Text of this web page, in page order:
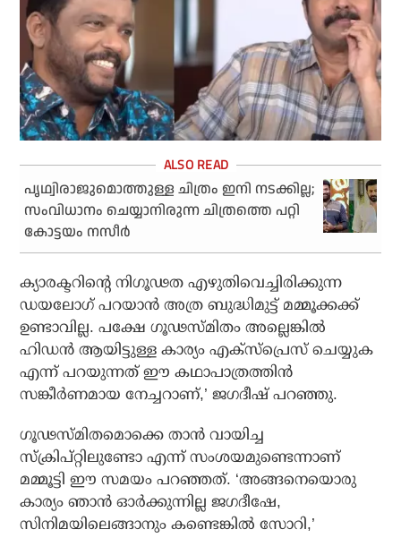
പൃഥ്വിരാജുമൊത്തുള്ള ചിത്രം ഇനി നടക്കില്ല;
സംവിധാനം ചെയ്യാനിരുന്ന ചിത്രത്തെ പറ്റി
കോട്ടയം നസീര്‍
ക്യാരക്ടറിന്റെ നിഗൂഢത എഴുതിവെച്ചിരിക്കുന്ന
ഡയലോഗ് പറയാന്‍ അത്ര ബുദ്ധിമുട്ട് മമ്മൂക്കക്ക്
ഉണ്ടാവില്ല. പക്ഷേ ഗൂഢസ്മിതം അല്ലെങ്കില്‍
ഹിഡന്‍ ആയിട്ടുള്ള കാര്യം എക്‌സ്‌പ്രെസ് ചെയ്യുക
എന്ന് പറയുന്നത് ഈ കഥാപാത്രത്തിന്‍
സങ്കീര്‍ണമായ നേച്ചറാണ്,’ ജഗദീഷ് പറഞ്ഞു.
ഗൂഢസ്മിതമൊക്കെ താന്‍ വായിച്ച
സ്‌ക്രിപ്റ്റിലുണ്ടോ എന്ന് സംശയമുണ്ടെന്നാണ്
മമ്മൂട്ടി ഈ സമയം പറഞ്ഞത്. ‘അങ്ങനെയൊരു
കാര്യം ഞാന്‍ ഓര്‍ക്കുന്നില്ല ജഗദീഷേ,
സിനിമയിലെങ്ങാനും കണ്ടെങ്കില്‍ സോറി,’